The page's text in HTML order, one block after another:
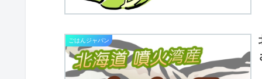
ごはんジャパン